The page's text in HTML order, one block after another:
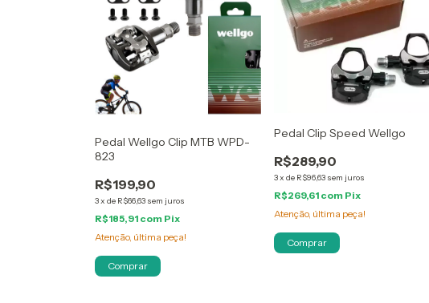
Pedal Wellgo Clip MTB WPD-
823
R$199,90
3xde R$66,63 sem juros
R$185,91 com Pix
Atenção, última peça!
Pedal Clip Speed Wellgo
R$289,90
3x de R$96,63 sem juros
R$269,61 com Pix
Atenção, última peça!